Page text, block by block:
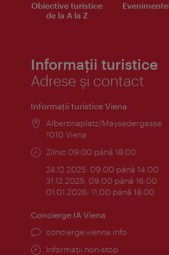
Obiective turistice
de la A la Z
Evenimente
Informații turistice
Adrese și contact
Informaţii turistice Viena
Locul:
Albertinaplatz/Maysedergasse
1010 Viena
Program:
Zilnic 09:00 până 18:00
24.12.2025: 09:00 până 14:00
31.12.2025: 09:00 până 16:00
01.01.2026: 11:00 până 18:00
Concierge IA Viena
concierge.vienna.info
Informații non-stop